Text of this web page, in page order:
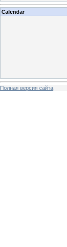
Calendar
Полная версия сайта